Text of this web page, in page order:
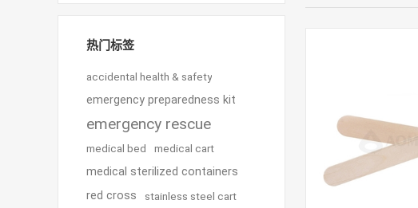
热门标签
accidental health & safety
emergency preparedness kit
emergency rescue
medical bed medical cart
medical sterilized containers
red cross
stainless steel cart